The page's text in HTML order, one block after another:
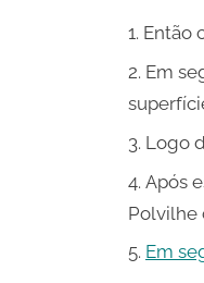
Então
Em
Logo
Após
Polvilhe
Em